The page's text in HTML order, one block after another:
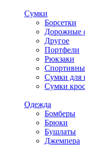
Сумки
Борсетки
Дорожные
Другое
Портфели
Рюкзаки
Сумки для
Сумки
Одежда
Бомберы
Брюки
Бушлаты
Джемпера